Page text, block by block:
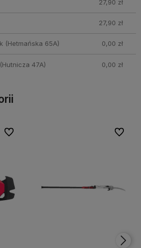
27,90 zł
27,90 zł
(Hetmańska 65A) 0,00 zł
(Hutnicza 47A) 0,00 zł
Do ulubionych
Do ulubionych Do
Do